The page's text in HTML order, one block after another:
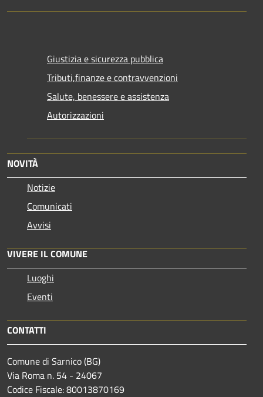
Giustizia e sicurezza pubblica
Tributi,finanze e contravvenzioni
Salute, benessere e assistenza
Autorizzazioni
NOVITÀ
Notizie
Comunicati
Avvisi
VIVERE IL COMUNE
Luoghi
Eventi
CONTATTI
Comune di Sarnico (BG)
Via Roma n. 54 - 24067
Codice Fiscale: 80013870169